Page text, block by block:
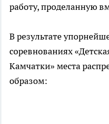
работу, проделанную
В результате
соревнованиях
Камчатки» места
образом: